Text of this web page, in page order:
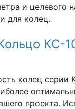
и целевого
для колец.
КС-
колец серии
проекта.